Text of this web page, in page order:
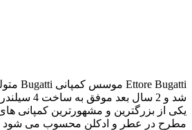
Ettore Bugatti موسس کمپانی Bugatti
شد و 2 سال بعد موفق به ساخت 4 سیلندر گردید. او به عنوان طراح برای چندین شرکت از جمله
یکی از بزرگترین و مشهورترین کمپانی
مطرح در عطر و ادکلن محسوب می شود